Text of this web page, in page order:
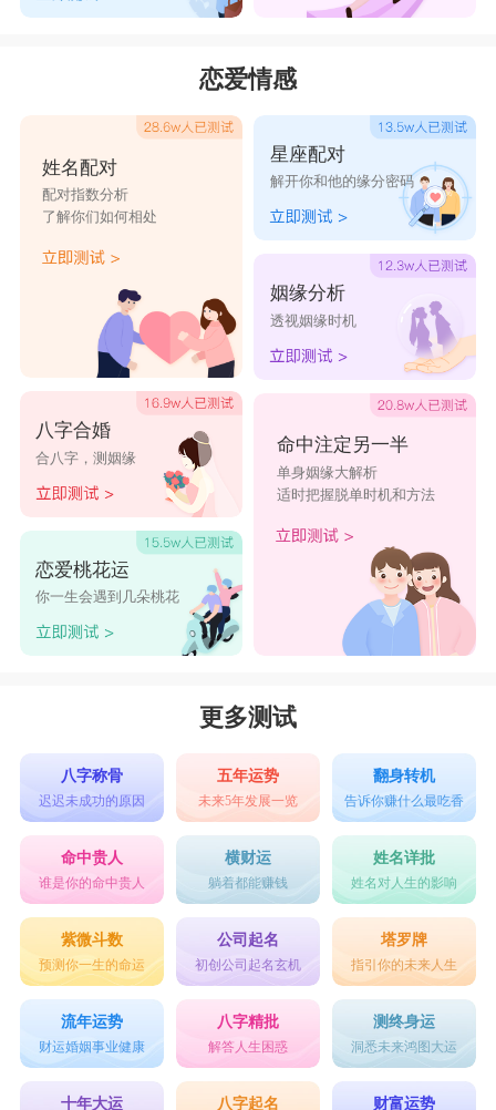
恋爱情感
姓名配对
配对指数分析
了解你们如何相处
八字合婚
合八字，测姻缘
恋爱桃花运
你一生会遇到几朵桃花
星座配对
解开你和他的缘分密码
姻缘分析
透视姻缘时机
命中注定另一半
单身姻缘大解析
适时把握脱单时机和方法
更多测试
八字称骨
迟迟未成功的原因
五年运势
未来5年发展一览
翻身转机
告诉你赚什么最吃香
命中贵人
谁是你的命中贵人
横财运
躺着都能赚钱
姓名详批
姓名对人生的影响
紫微斗数
预测你一生的命运
公司起名
初创公司起名玄机
塔罗牌
指引你的未来人生
流年运势
财运婚姻事业健康
八字精批
解答人生困惑
测终身运
洞悉未来鸿图大运
十年大运 八字起名 财富运势